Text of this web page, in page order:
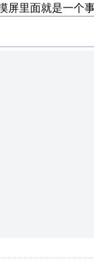
屏里面就是一